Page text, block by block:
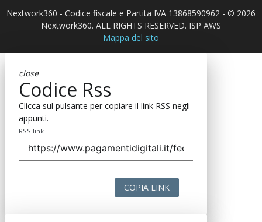
Nextwork360 - Codice fiscale e Partita IVA 13868590962 - © 2026
Nextwork360. ALL RIGHTS RESERVED. ISP AWS
Mappa del sito
close
Codice Rss
Clicca sul pulsante per copiare il link RSS negli
appunti.
RSS link
COPIA LINK